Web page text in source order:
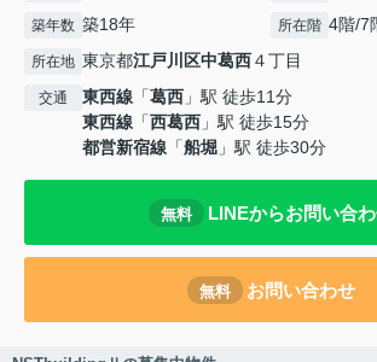
築年数 築18年 所在階 4階/7
所在地 東京都江戸川区中葛西４丁目
交通 東西線 「葛西 」駅 徒歩11分
東西線 「西葛西 」駅 徒歩15分
都営新宿線 「船堀 」駅 徒歩30分
無料 LINEからお問い合
無料 お問い合わせ